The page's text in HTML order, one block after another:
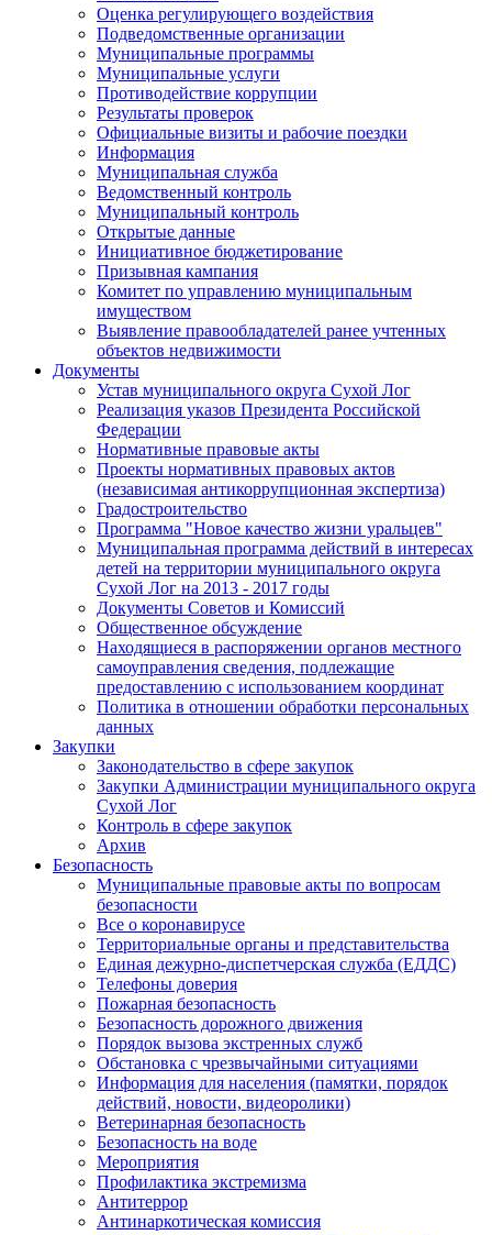
Оценка регулирующего воздействия
Подведомственные организации
Муниципальные программы
Муниципальные услуги
Противодействие коррупции
Результаты проверок
Официальные визиты и рабочие поездки
Информация
Муниципальная служба
Ведомственный контроль
Муниципальный контроль
Открытые данные
Инициативное бюджетирование
Призывная кампания
Комитет по управлению муниципальным
имуществом
Выявление правообладателей ранее учтенных
объектов недвижимости
Документы
Устав муниципального округа Сухой Лог
Реализация указов Президента Российской
Федерации
Нормативные правовые акты
Проекты нормативных правовых актов
(независимая антикоррупционная экспертиза)
Градостроительство
Программа "Новое качество жизни уральцев"
Муниципальная программа действий в интересах
детей на территории муниципального округа
Сухой Лог на 2013 - 2017 годы
Документы Советов и Комиссий
Общественное обсуждение
Находящиеся в распоряжении органов местного
самоуправления сведения, подлежащие
предоставлению с использованием координат
Политика в отношении обработки персональных
данных
Закупки
Законодательство в сфере закупок
Закупки Администрации муниципального округа
Сухой Лог
Контроль в сфере закупок
Архив
Безопасность
Муниципальные правовые акты по вопросам
безопасности
Все о коронавирусе
Территориальные органы и представительства
Единая дежурно-диспетчерская служба (ЕДДС)
Телефоны доверия
Пожарная безопасность
Безопасность дорожного движения
Порядок вызова экстренных служб
Обстановка с чрезвычайными ситуациями
Информация для населения (памятки, порядок
действий, новости, видеоролики)
Ветеринарная безопасность
Безопасность на воде
Мероприятия
Профилактика экстремизма
Антитеррор
Антинаркотическая комиссия